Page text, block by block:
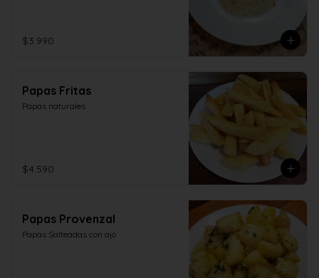
$3.990
Papas Fritas
Papas naturales
$4.590
Papas Provenzal
Papas Salteadas con ajo